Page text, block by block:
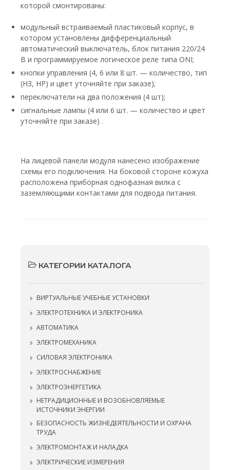
которой смонтированы:
модульный встраиваемый пластиковый корпус, в
котором установлены дифференциальный
автоматический выключатель, блок питания 220/24
В и программируемое логическое реле типа ONI;
кнопки управления (4, 6 или 8 шт. — количество, тип
(НЗ, НР) и цвет уточняйте при заказе);
переключатели на два положения (4 шт);
сигнальные лампы (4 или 6 шт. — количество и цвет
уточняйте при заказе) .
На лицевой панели модуля нанесено изображение
схемы его подключения. На боковой стороне кожуха
расположена приборная однофазная вилка с
заземляющими контактами для подвода питания.
КАТЕГОРИИ КАТАЛОГА
ВИРТУАЛЬНЫЕ УЧЕБНЫЕ УСТАНОВКИ
ЭЛЕКТРОТЕХНИКА И ЭЛЕКТРОНИКА
АВТОМАТИКА
ЭЛЕКТРОМЕХАНИКА
СИЛОВАЯ ЭЛЕКТРОНИКА
ЭЛЕКТРОСНАБЖЕНИЕ
ЭЛЕКТРОЭНЕРГЕТИКА
НЕТРАДИЦИОННЫЕ И ВОЗОБНОВЛЯЕМЫЕ
ИСТОЧНИКИ ЭНЕРГИИ
БЕЗОПАСНОСТЬ ЖИЗНЕДЕЯТЕЛЬНОСТИ И ОХРАНА
ТРУДА
ЭЛЕКТРОМОНТАЖ И НАЛАДКА
ЭЛЕКТРИЧЕСКИЕ ИЗМЕРЕНИЯ